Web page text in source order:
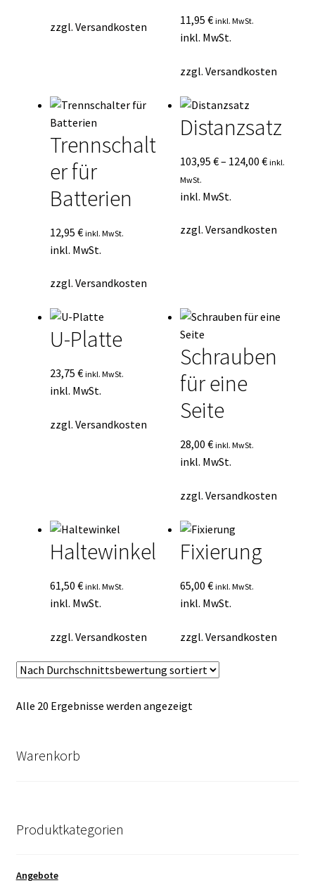
zzgl. Versandkosten 11,95€ inkl. MwSt.
inkl. MwSt.
zzgl.Versandkosten
Trennschalt
er für
Batterien
12,95 € inkl. MwSt.
inkl. MwSt.
zzgl. Versandkosten
Distanzsatz
103,95€– 124,00€ inkl.
MwSt.
inkl. MwSt.
zzgl.Versandkosten
U-Platte
23,75 € inkl. MwSt.
inkl. MwSt.
zzgl. Versandkosten
Schrauben
für eine
Seite
28,00€ inkl. MwSt.
inkl. MwSt.
zzgl.Versandkosten
Haltewinkel
61,50 € inkl. MwSt.
inkl. MwSt.
zzgl. Versandkosten
Fixierung
65,00€ inkl. MwSt.
inkl. MwSt.
zzgl.Versandkosten
Alle 20 Ergebnisse werden angezeigtNach
Warenkorb
Produktkategorien
Angebote